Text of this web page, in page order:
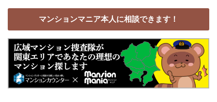
マンションマニア本人に相談できます！